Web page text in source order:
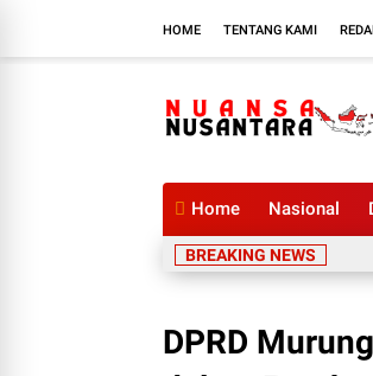
HOME TENTANG KAMI
Home Nasional
BREAKING NEWS
DPRD